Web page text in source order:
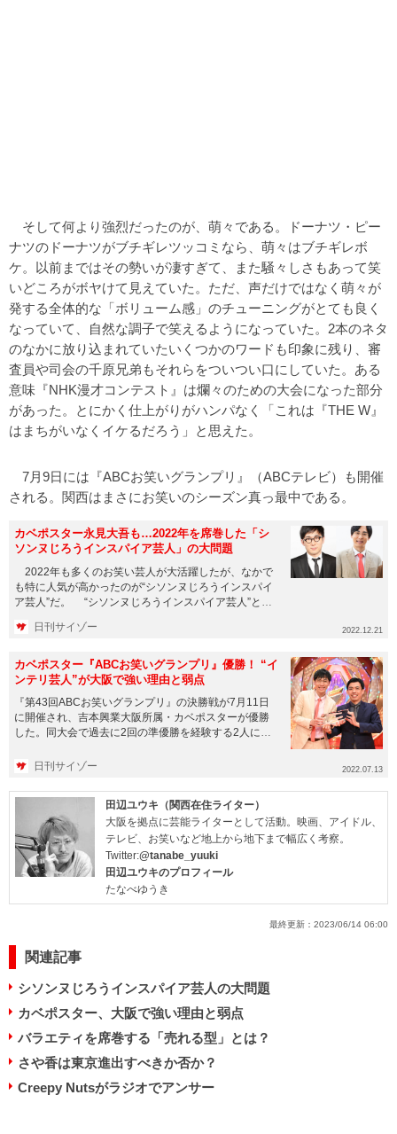
そして何より強烈だったのが、萌々である。ドーナツ・ピー
ナツのドーナツがブチギレツッコミなら、萌々はブチギレボ
ケ。以前まではその勢いが凄すぎて、また騒々しさもあって笑
いどころがボヤけて見えていた。ただ、声だけではなく萌々が
発する全体的な「ボリューム感」のチューニングがとても良く
なっていて、自然な調子で笑えるようになっていた。2本のネタ
のなかに放り込まれていたいくつかのワードも印象に残り、審
査員や司会の千原兄弟もそれらをついつい口にしていた。ある
意味『NHK漫才コンテスト』は爛々のための大会になった部分
があった。とにかく仕上がりがハンパなく「これは『THE W』
はまちがいなくイケるだろう」と思えた。
7月9日には『ABCお笑いグランプリ』（ABCテレビ）も開催
される。関西はまさにお笑いのシーズン真っ最中である。
カベポスター永見大吾も…2022年を席巻した「シ
ソンヌじろうインスパイア芸人」の大問題
2022年も多くのお笑い芸人が大活躍したが、なかで
も特に人気が高かったのが“シソンヌじろうインスパイ
ア芸人”だ。 “シソンヌじろうインスパイア芸人”と
日刊サイゾー 2022.12.21
カベポスター『ABCお笑いグランプリ』優勝！ “イ
ンテリ芸人”が大阪で強い理由と弱点
『第43回ABCお笑いグランプリ』の決勝戦が7月11日
に開催され、吉本興業大阪所属・カベポスターが優勝
した。同大会で過去に2回の準優勝を経験する2人にと
日刊サイゾー 2022.07.13
田辺ユウキ（関西在住ライター）
大阪を拠点に芸能ライターとして活動。映画、アイドル、
テレビ、お笑いなど地上から地下まで幅広く考察。
Twitter:@tanabe_yuuki
田辺ユウキのプロフィール
たなべゆうき
最終更新： 2023/06/14 06:00
関連記事
シソンヌじろうインスパイア芸人の大問題
カベポスター、大阪で強い理由と弱点
バラエティを席巻する「売れる型」とは？
さや香は東京進出すべきか否か？
Creepy Nutsがラジオでアンサー